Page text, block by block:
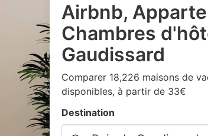
Airbnb,
Chambres
Gaudissard
Comparer 18,226 maisons de
disponibles, à partir de 33€
Destination